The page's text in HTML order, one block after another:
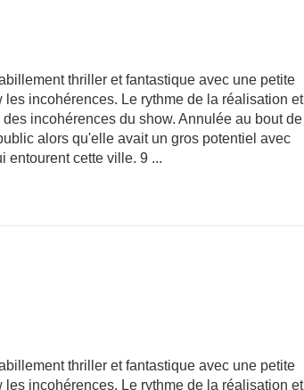
thriller et fantastique avec une petite
incohérences. Le rythme de la réalisation et
incohérences du show. Annulée au bout de
alors qu'elle avait un gros potentiel avec
entourent cette ville. 9 ...
thriller et fantastique avec une petite
incohérences. Le rythme de la réalisation et